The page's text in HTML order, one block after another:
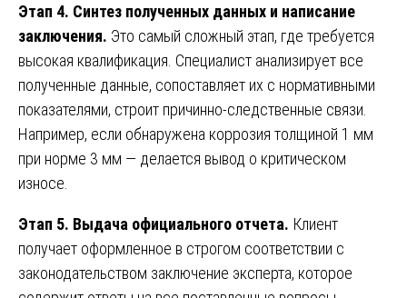
Этап 4. Синтез полученных данных и написание
заключения. Это самый сложный этап, где требуется
высокая квалификация. Специалист анализирует все
полученные данные, сопоставляет их с нормативными
показателями, строит причинно-следственные связи.
Например, если обнаружена коррозия толщиной 1 мм
при норме 3 мм — делается вывод о критическом
износе.
Этап 5. Выдача официального отчета. Клиент
получает оформленное в строгом соответствии с
законодательством заключение эксперта, которое